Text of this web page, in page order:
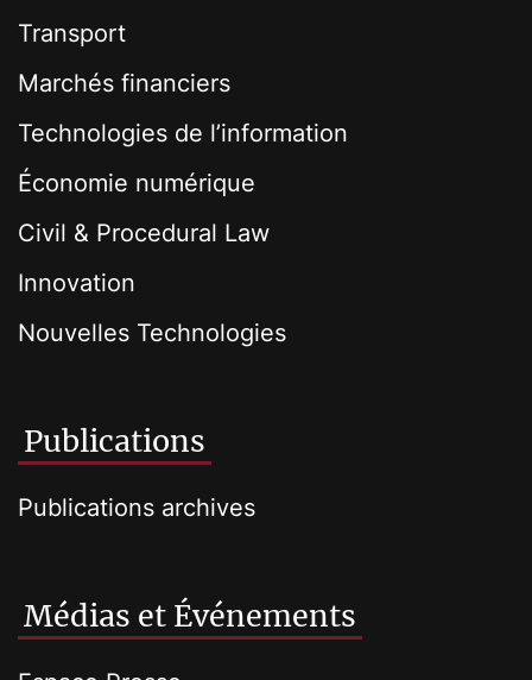
Transport
Marchés financiers
Technologies de l’information
Économie numérique
Civil & Procedural Law
Innovation
Nouvelles Technologies
Publications
Publications archives
Médias et Événements